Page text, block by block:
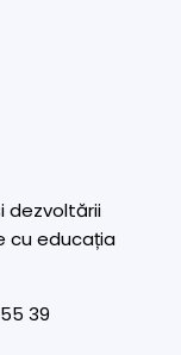
dezvoltării
cu educația